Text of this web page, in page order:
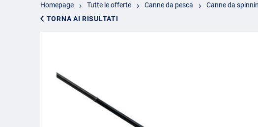
Homepage Tutte le offerte Canne da pesca Canne da
TORNA AI RISULTATI